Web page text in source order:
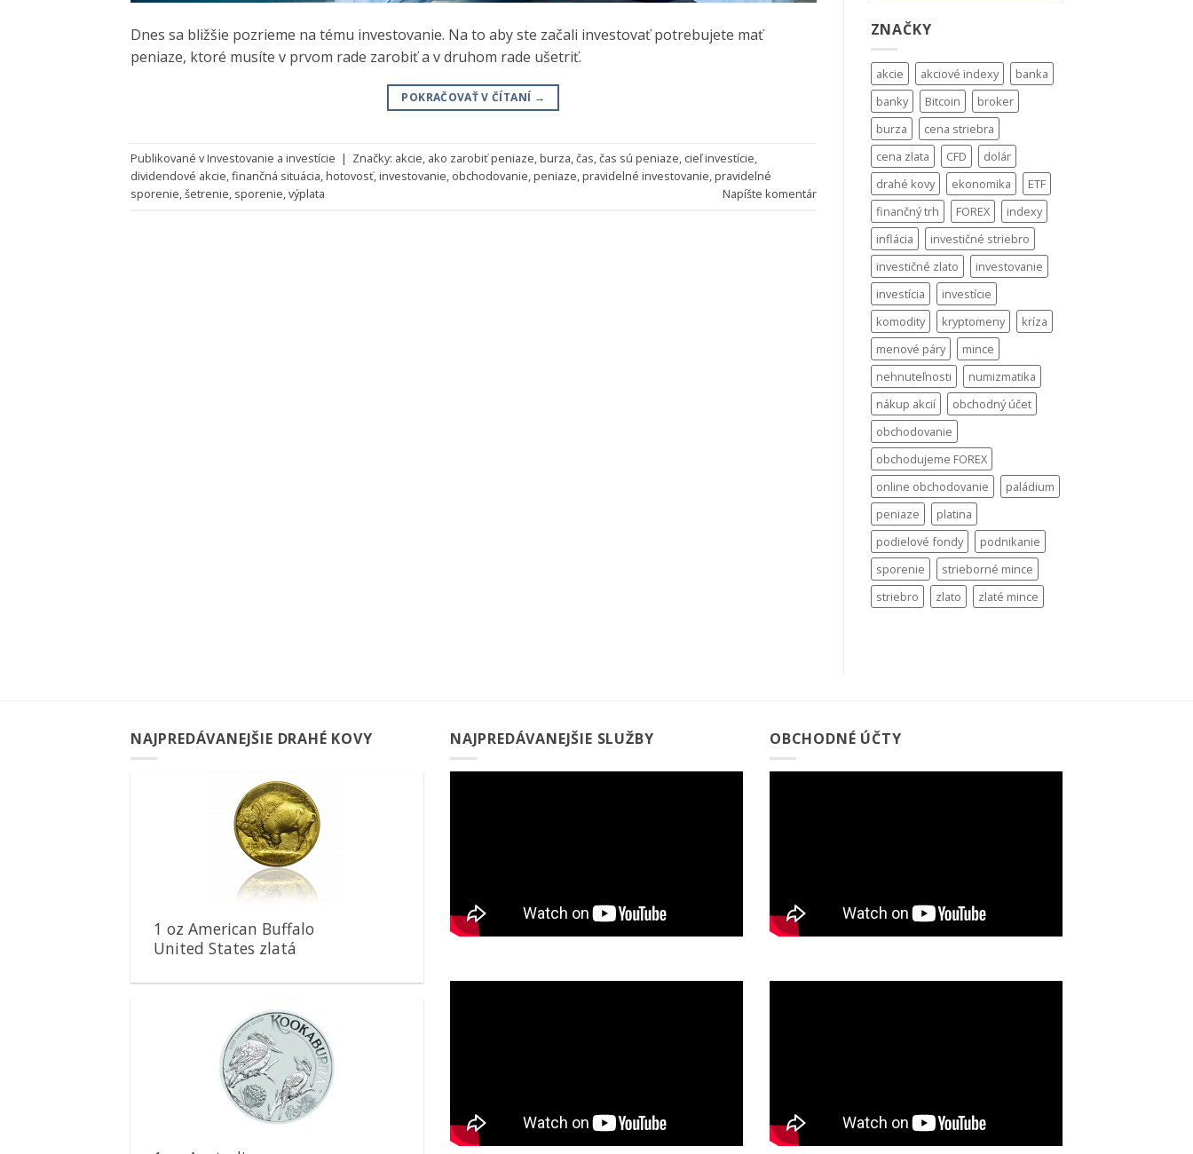
Dnes sa bližšie pozrieme na tému investovanie. Na to aby ste začali investovať potrebujete mať
peniaze, ktoré musíte v prvom rade zarobiť a v druhom rade ušetriť.
POKRAČOVAŤ V ČÍTANÍ →
Publikované vInvestovanie a investície | Značky: akcie, ako zarobiť peniaze,burza,čas,čas sú peniaze, cieľ investície,
dividendové akcie,finančná situácia,hotovosť,investovanie, obchodovanie,peniaze,pravidelné investovanie,pravidelné
sporenie,šetrenie, sporenie,výplata Napíšte komentár
ZNAČKY
akcie akciové indexy
banka
banky
Bitcoin
broker
burza
cena striebra
cena zlata
CFD
dolár
drahé kovy
ekonomika
ETF
finančný trh
FOREX
indexy
inflácia
investičné striebro
investičné zlato
investovanie
investícia
investície
komodity
kryptomeny
kríza
menové páry
mince
nehnuteľnosti
numizmatika
nákup akcií
obchodný účet
obchodovanie
obchodujeme FOREX
online obchodovanie
paládium
peniaze
platina
podielové fondy
podnikanie
sporenie
strieborné mince
striebro
zlato zlaté mince
NAJPREDÁVANEJŠIE DRAHÉ KOVY
Pridať k
obľúbeným
1 oz American Buffalo
United States zlatá
Pridať k
obľúbeným
NAJPREDÁVANEJŠIE SLUŽBY OBCHODNÉ ÚČTY